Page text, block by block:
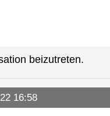
beizutreten.
16:58